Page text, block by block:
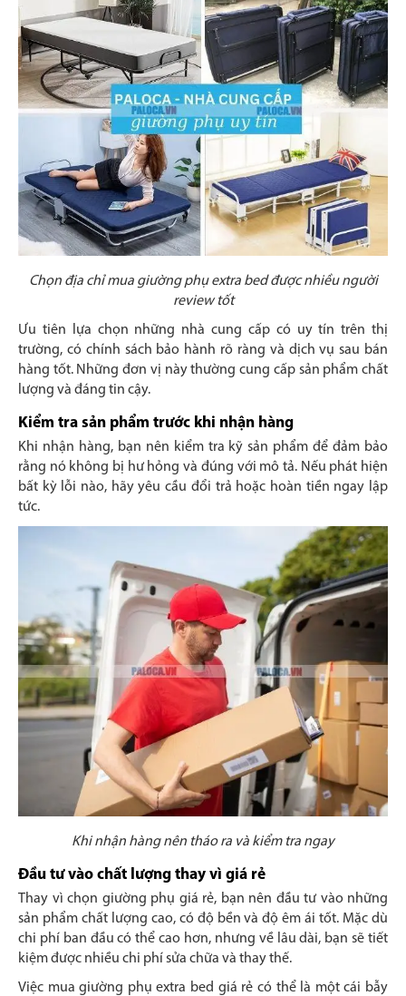
Chọn địa chỉ mua giường phụ extra bed được nhiều người
review tốt
Ưu tiên lựa chọn những nhà cung cấp có uy tín trên thị
trường, có chính sách bảo hành rõ ràng và dịch vụ sau bán
hàng tốt. Những đơn vị này thường cung cấp sản phẩm chất
lượng và đáng tin cậy.
Kiểm tra sản phẩm trước khi nhận hàng
Khi nhận hàng, bạn nên kiểm tra kỹ sản phẩm để đảm bảo
rằng nó không bị hư hỏng và đúng với mô tả. Nếu phát hiện
bất kỳ lỗi nào, hãy yêu cầu đổi trả hoặc hoàn tiền ngay lập
tức.
Khi nhận hàng nên tháo ra và kiểm tra ngay
Đầu tư vào chất lượng thay vì giá rẻ
Thay vì chọn giường phụ giá rẻ, bạn nên đầu tư vào những
sản phẩm chất lượng cao, có độ bền và độ êm ái tốt. Mặc dù
chi phí ban đầu có thể cao hơn, nhưng về lâu dài, bạn sẽ tiết
kiệm được nhiều chi phí sửa chữa và thay thế.
Việc mua giường phụ extra bed giá rẻ có thể là một cái bẫy